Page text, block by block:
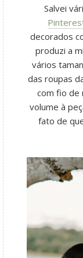
Salvei
decorados
produzi a
vários
das roupas
com fio de
volume à
fato de